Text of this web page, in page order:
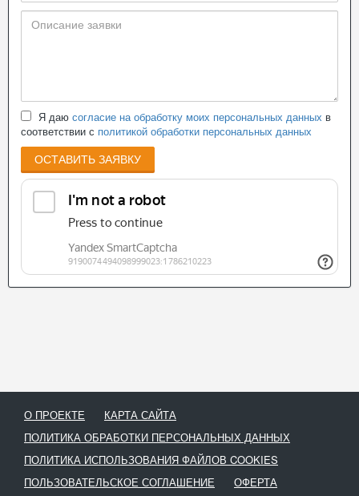
Я даю согласие на обработку моих персональных данных в
соответствии с политикой обработки персональных данных
ОСТАВИТЬ ЗАЯВКУ
О ПРОЕКТЕ
КАРТА САЙТА
ПОЛИТИКА ОБРАБОТКИ ПЕРСОНАЛЬНЫХ ДАННЫХ
ПОЛИТИКА ИСПОЛЬЗОВАНИЯ ФАЙЛОВ COOKIES
ПОЛЬЗОВАТЕЛЬСКОЕ СОГЛАШЕНИЕ
ОФЕРТА